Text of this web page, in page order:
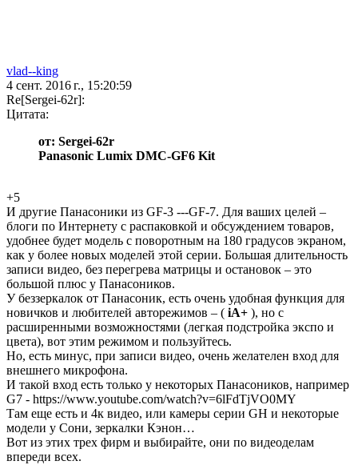
vlad--king
4 сент. 2016 г., 15:20:59
Re[Sergei-62r]:
Цитата:
от: Sergei-62r
Panasonic Lumix DMC-GF6 Kit
+5
И другие Панасоники из GF-3 ---GF-7. Для ваших целей –
блоги по Интернету с распаковкой и обсуждением товаров,
удобнее будет модель с поворотным на 180 градусов экраном,
как у более новых моделей этой серии. Большая длительность
записи видео, без перегрева матрицы и остановок – это
большой плюс у Панасоников.
У беззеркалок от Панасоник, есть очень удобная функция для
новичков и любителей авторежимов – ( iA+ ), но с
расширенными возможностями (легкая подстройка экспо и
цвета), вот этим режимом и пользуйтесь.
Но, есть минус, при записи видео, очень желателен вход для
внешнего микрофона.
И такой вход есть только у некоторых Панасоников, например
G7 - https://www.youtube.com/watch?v=6lFdTjVO0MY
Там еще есть и 4к видео, или камеры серии GH и некоторые
модели у Сони, зеркалки Кэнон…
Вот из этих трех фирм и выбирайте, они по видеоделам
впереди всех.